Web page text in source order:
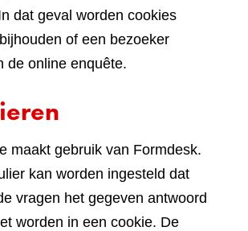
dat geval worden cookies
of een bezoeker
de online enquête.
maakt gebruik van Formdesk.
kan worden ingesteld dat
vragen het gegeven antwoord
worden in een cookie. De